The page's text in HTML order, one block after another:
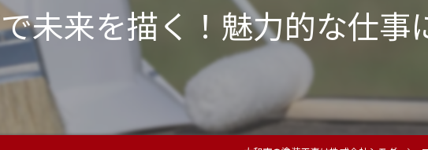
未来を描く！魅力的な仕事